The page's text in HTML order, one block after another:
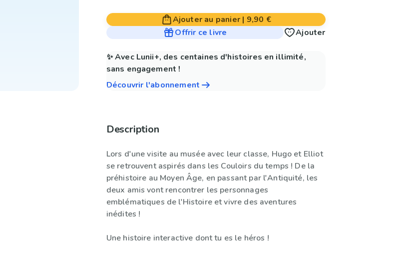
Ajouter au panier| 9,90 €
Offrir ce livre
Ajouter
✨ Avec Lunii+, des centaines d'histoires en illimité,
sans engagement !
Découvrir l'abonnement
Description
Lors d'une visite au musée avec leur classe, Hugo et Elliot
se retrouvent aspirés dans les Couloirs du temps ! De la
préhistoire au Moyen Âge, en passant par l'Antiquité, les
deux amis vont rencontrer les personnages
emblématiques de l'Histoire et vivre des aventures
inédites !
Une histoire interactive dont tu es le héros !